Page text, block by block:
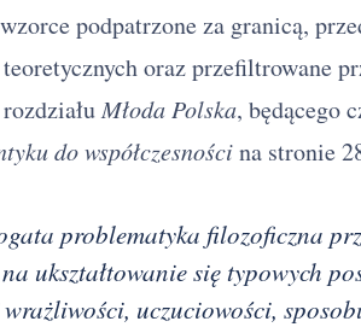
podpatrzone za granicą,
oraz przefiltrowane
Młoda Polska, będącego
do współczesnościna stronie
problematyka filozoficzna
ukształtowanie się typowych
wrażliwości, uczuciowości,